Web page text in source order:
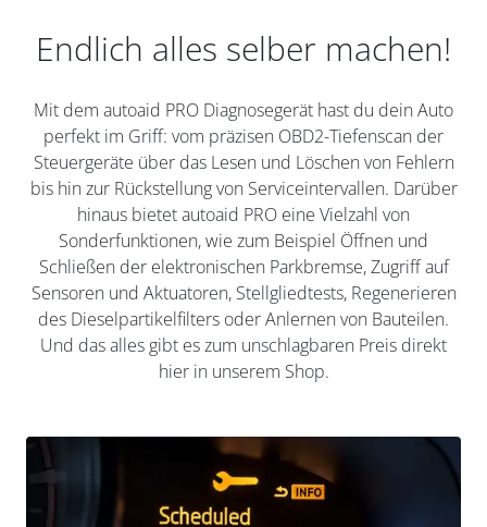
Endlich alles selber machen!
Mit dem autoaid PRO Diagnosegerät hast du dein Auto
perfekt im Griff: vom präzisen OBD2-Tiefenscan der
Steuergeräte über das Lesen und Löschen von Fehlern
bis hin zur Rückstellung von Serviceintervallen. Darüber
hinaus bietet autoaid PRO eine Vielzahl von
Sonderfunktionen, wie zum Beispiel Öffnen und
Schließen der elektronischen Parkbremse, Zugriff auf
Sensoren und Aktuatoren, Stellgliedtests, Regenerieren
des Dieselpartikelfilters oder Anlernen von Bauteilen.
Und das alles gibt es zum unschlagbaren Preis direkt
hier in unserem Shop.